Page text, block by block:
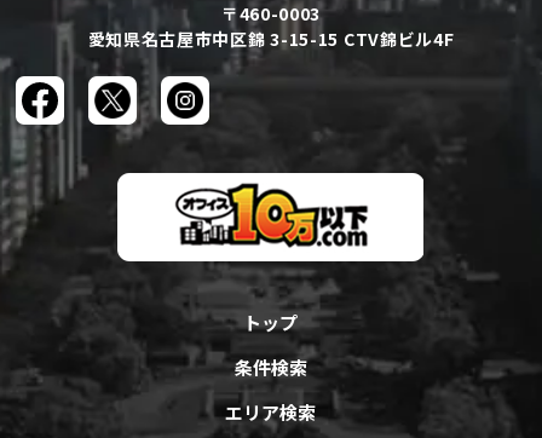
〒460-0003
愛知県名古屋市中区錦 3-15-15 CTV錦ビル4F
トップ
条件検索
エリア検索